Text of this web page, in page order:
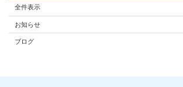
全件表示
お知らせ
ブログ